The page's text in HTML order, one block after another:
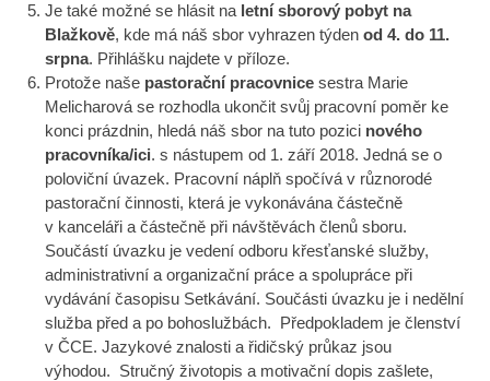
Je také možné se hlásit na letní sborový pobyt na
Blažkově, kde má náš sbor vyhrazen týdenod 4. do 11.
srpna. Přihlášku najdete v příloze.
Protože naše pastorační pracovnice sestra Marie
Melicharová se rozhodla ukončit svůj pracovní poměr ke
konci prázdnin, hledá náš sbor na tuto pozici nového
pracovníka/ici. s nástupem od 1. září 2018. Jedná se o
poloviční úvazek. Pracovní náplň spočívá v různorodé
pastorační činnosti, která je vykonávána částečně
v kanceláři a částečně při návštěvách členů sboru.
Součástí úvazku je vedení odboru křesťanské služby,
administrativní a organizační práce a spolupráce při
vydávání časopisu Setkávání. Součásti úvazku je i nedělní
služba před a po bohoslužbách. Předpokladem je členství
v ČCE. Jazykové znalosti a řidičský průkaz jsou
výhodou. Stručný životopis a motivační dopis zašlete,